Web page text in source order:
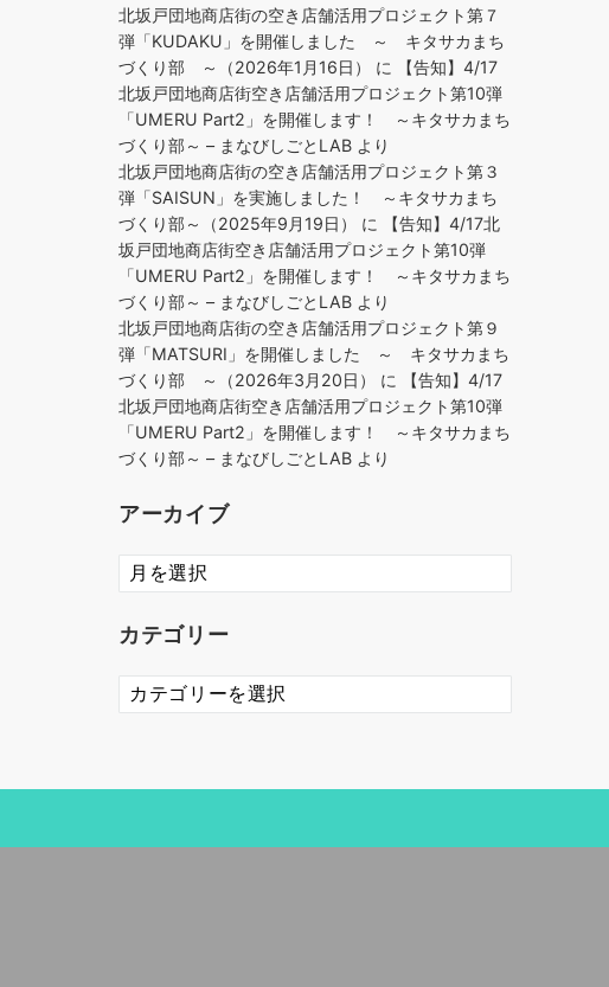
北坂戸団地商店街の空き店舗活用プロジェクト第７
弾「KUDAKU」を開催しました ～ キタサカまち
づくり部 ～（2026年1月16日）
に
【告知】4/17
北坂戸団地商店街空き店舗活用プロジェクト第10弾
「UMERU Part2」を開催します！ ～キタサカまち
づくり部～ – まなびしごとLAB より
北坂戸団地商店街の空き店舗活用プロジェクト第３
弾「SAISUN」を実施しました！ ～キタサカまち
づくり部～（2025年9月19日）
に
【告知】4/17北
坂戸団地商店街空き店舗活用プロジェクト第10弾
「UMERU Part2」を開催します！ ～キタサカまち
づくり部～ – まなびしごとLAB より
北坂戸団地商店街の空き店舗活用プロジェクト第９
弾「MATSURI」を開催しました ～ キタサカまち
づくり部 ～（2026年3月20日）
に
【告知】4/17
北坂戸団地商店街空き店舗活用プロジェクト第10弾
「UMERU Part2」を開催します！ ～キタサカまち
づくり部～ – まなびしごとLAB より
アーカイブ
ア
ー
イ
カテゴリー
カ
テ